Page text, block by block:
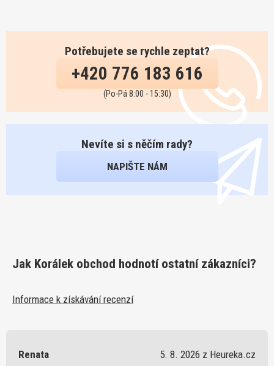
Potřebujete se rychle zeptat?
+420 776 183 616
(Po-Pá 8:00 - 15:30)
Nevíte si s něčím rady?
NAPIŠTE NÁM
Jak Korálek obchod hodnotí ostatní zákazníci?
Informace k získávání recenzí
Renata
5. 8. 2026 z Heureka.cz